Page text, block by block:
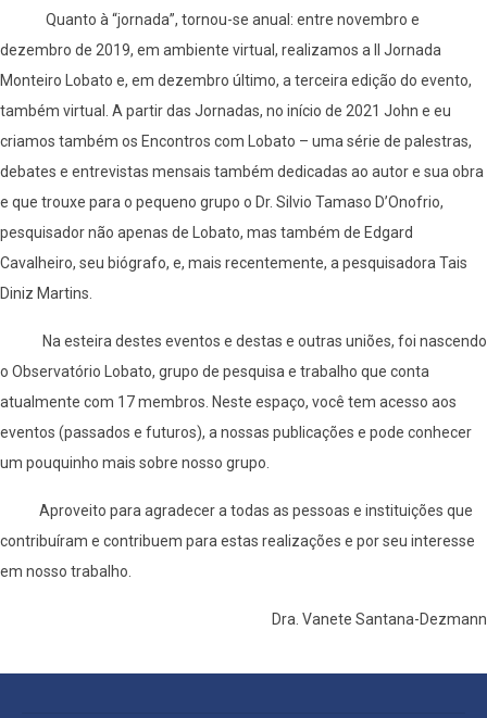
Quanto à “jornada”, tornou-se anual: entre novembro e
dezembro de 2019, em ambiente virtual, realizamos a II Jornada
Monteiro Lobato e, em dezembro último, a terceira edição do evento,
também virtual. A partir das Jornadas, no início de 2021 John e eu
criamos também os Encontros com Lobato – uma série de palestras,
debates e entrevistas mensais também dedicadas ao autor e sua obra
e que trouxe para o pequeno grupo o Dr. Silvio Tamaso D’Onofrio,
pesquisador não apenas de Lobato, mas também de Edgard
Cavalheiro, seu biógrafo, e, mais recentemente, a pesquisadora Tais
Diniz Martins.
Na esteira destes eventos e destas e outras uniões, foi nascendo
o Observatório Lobato, grupo de pesquisa e trabalho que conta
atualmente com 17 membros. Neste espaço, você tem acesso aos
eventos (passados e futuros), a nossas publicações e pode conhecer
um pouquinho mais sobre nosso grupo.
Aproveito para agradecer a todas as pessoas e instituições que
contribuíram e contribuem para estas realizações e por seu interesse
em nosso trabalho.
Dra. Vanete Santana-Dezmann